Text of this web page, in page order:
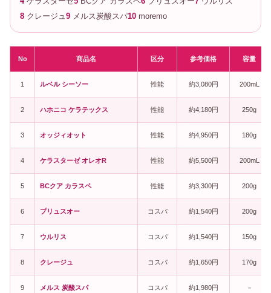
8 クレージュ 9 メルス炭酸スパ10 moremo
No 商品名 区分 参考価格 容量
1 ルベル シーソー 性能 約3,080円 200mL
2 ハホニコ ケラテックス 性能 約4,180円 250g
3 オッジィオット 性能 約4,950円 180g
4 ケラスターゼ オレオR 性能 約5,500円 200mL
5 BCクア カラスペ 性能 約3,300円 200g
6 プリュスオー コスパ 約1,540円 200g
7 ウルリス コスパ 約1,540円 150g
8 クレージュ コスパ 約1,650円 170g
9 メルス 炭酸スパ コスパ 約1,980円 －